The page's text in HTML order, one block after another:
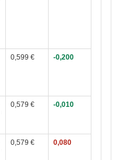
0,599 € -0,200
0,579 € -0,010
0,579 € 0,080